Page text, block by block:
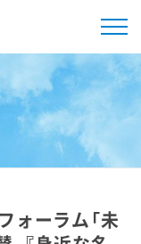
ォーラム「未